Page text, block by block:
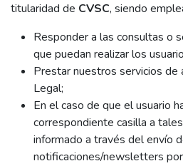
titularidad de CVSC, siendo
Responder a las consultas o
que puedan realizar los
Prestar nuestros servicios de
Legal;
En el caso de que el usuario
correspondiente casilla a
informado a través del envío
notificaciones/newsletters